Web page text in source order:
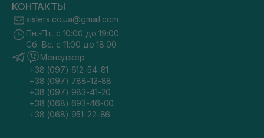
КОНТАКТЫ
sisters.co.ua@gmail.com
Пн.-Пт. с 10:00 до 19:00
Сб.-Вс. с 11:00 до 18:00
Менеджер
+38 (097) 612-54-81
+38 (097) 788-12-88
+38 (097) 983-41-20
+38 (068) 693-46-00
+38 (068) 951-22-86